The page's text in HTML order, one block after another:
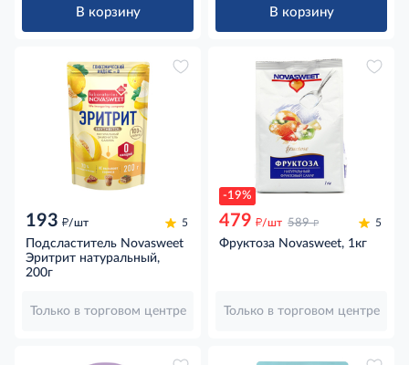
В корзину В корзину
193 д/шт 5
Подсластитель Novasweet
Эритрит натуральный,
200г
Только в торговом центре
-19%
479 д/шт 589 д 5
Фруктоза Novasweet, 1кг
Только в торговом центре